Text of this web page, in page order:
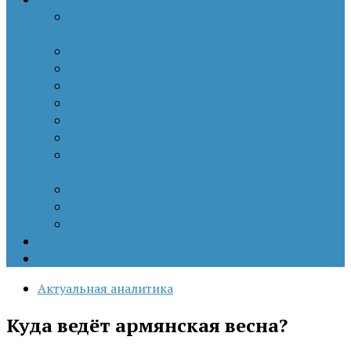
Актуальная аналитика
Куда ведёт армянская весна?